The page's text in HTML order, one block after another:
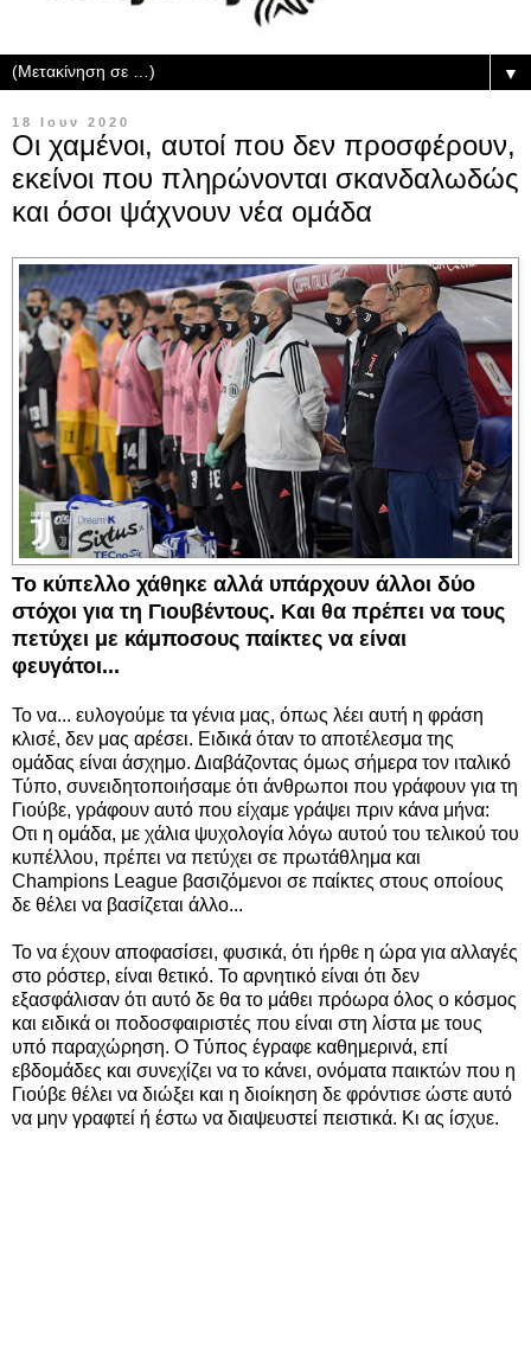
▼
18 Ιουν 2020
Οι χαμένοι, αυτοί που δεν προσφέρουν,
εκείνοι που πληρώνονται σκανδαλωδώς
και όσοι ψάχνουν νέα ομάδα
Το κύπελλο χάθηκε αλλά υπάρχουν άλλοι δύο
στόχοι για τη Γιουβέντους. Και θα πρέπει να τους
πετύχει με κάμποσους παίκτες να είναι
φευγάτοι...
Το να... ευλογούμε τα γένια μας, όπως λέει αυτή η φράση
κλισέ, δεν μας αρέσει. Ειδικά όταν το αποτέλεσμα της
ομάδας είναι άσχημο. Διαβάζοντας όμως σήμερα τον ιταλικό
Τύπο, συνειδητοποιήσαμε ότι άνθρωποι που γράφουν για τη
Γιούβε, γράφουν αυτό που είχαμε γράψει πριν κάνα μήνα:
Οτι η ομάδα, με χάλια ψυχολογία λόγω αυτού του τελικού του
κυπέλλου, πρέπει να πετύχει σε πρωτάθλημα και
Champions League βασιζόμενοι σε παίκτες στους οποίους
δε θέλει να βασίζεται άλλο...
Το να έχουν αποφασίσει, φυσικά, ότι ήρθε η ώρα για αλλαγές
στο ρόστερ, είναι θετικό. Το αρνητικό είναι ότι δεν
εξασφάλισαν ότι αυτό δε θα το μάθει πρόωρα όλος ο κόσμος
και ειδικά οι ποδοσφαιριστές που είναι στη λίστα με τους
υπό παραχώρηση. Ο Τύπος έγραφε καθημερινά, επί
εβδομάδες και συνεχίζει να το κάνει, ονόματα παικτών που η
Γιούβε θέλει να διώξει και η διοίκηση δε φρόντισε ώστε αυτό
να μην γραφτεί ή έστω να διαψευστεί πειστικά. Κι ας ίσχυε.